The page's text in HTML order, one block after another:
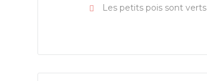
Les petits pois sont verts